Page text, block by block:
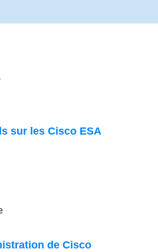
sur les Cisco ESA
de Cisco